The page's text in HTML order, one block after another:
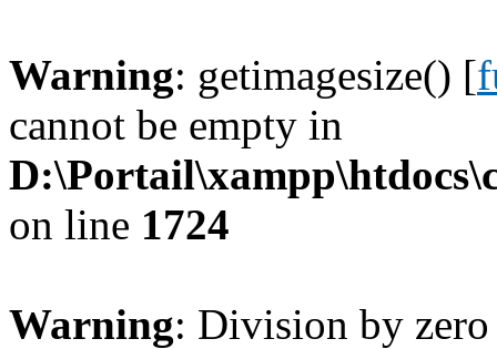
Warning: getimagesize() [
cannot be empty in
on line 1724
Warning: Division by